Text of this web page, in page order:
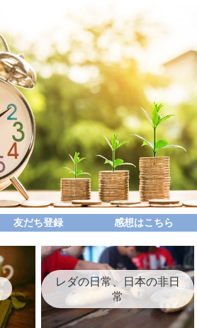
友だち登録 感想はこちら
レダの日常、日本の非日
常